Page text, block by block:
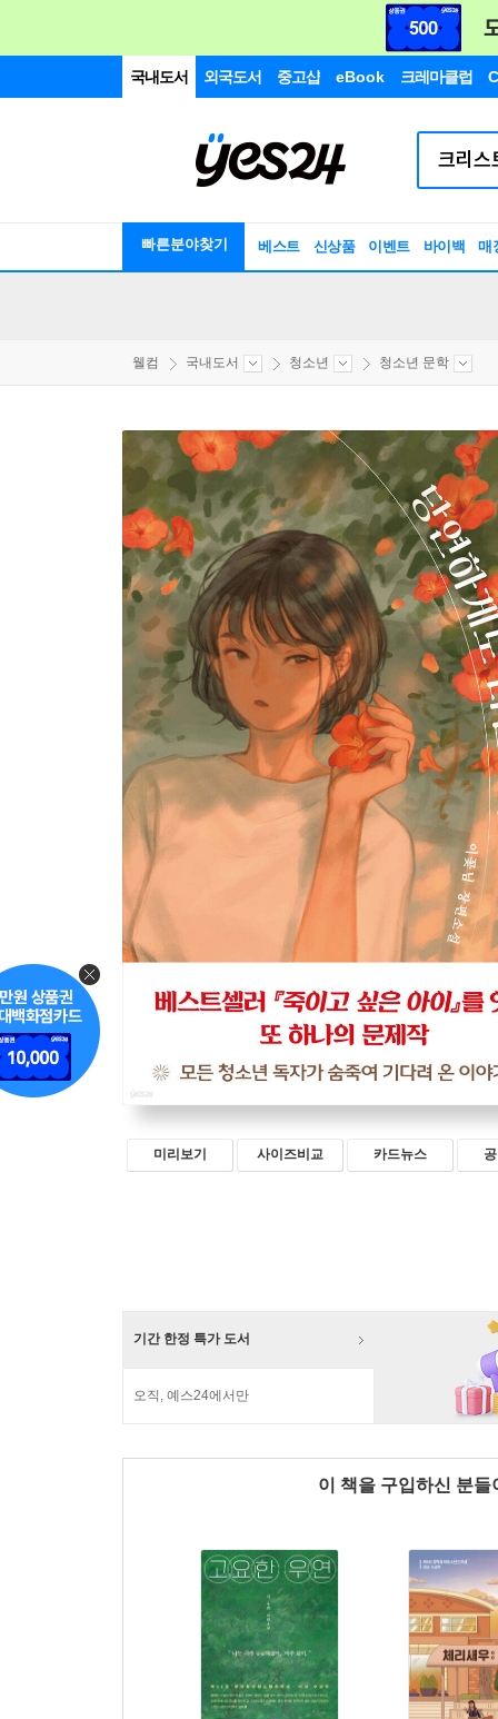
국내도서 외국도서 중고샵 eBook 크레마클럽
빠른분야찾기 베스트 신상품 이벤트 바이백 매
웰컴 국내도서 청소년 청소년 문학
미리보기 사이즈비교 카드뉴스
기간 한정 특가 도서
오직, 예스24에서만
이 책을 구입하신 분